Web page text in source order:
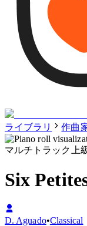
ライブラリ
作曲
マルチトラック 上
Six
D. Aguado•Classical